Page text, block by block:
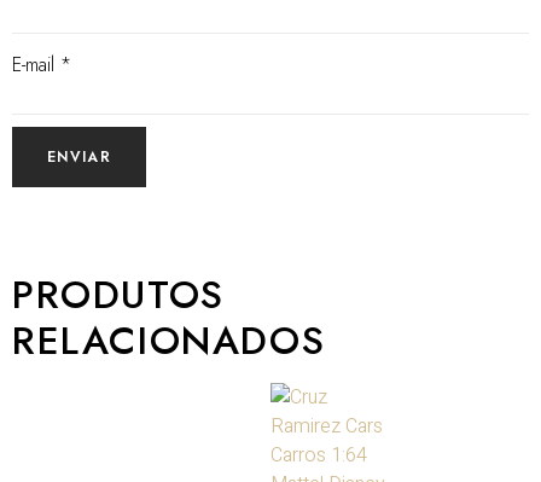
E-mail *
PRODUTOS
RELACIONADOS